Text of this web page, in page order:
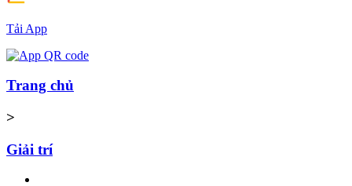
Tải App
Trang chủ
>
Giải trí